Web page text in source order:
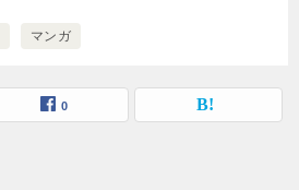
マンガ
0